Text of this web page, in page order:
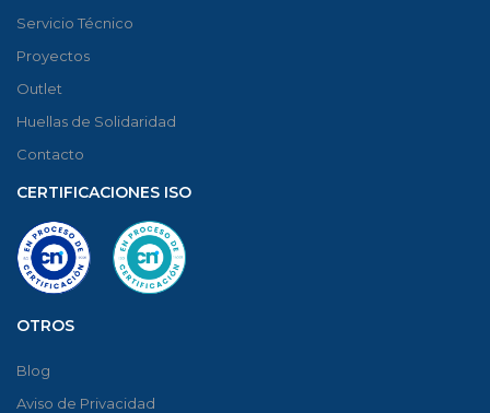
Servicio Técnico
Proyectos
Outlet
Huellas de Solidaridad
Contacto
CERTIFICACIONES ISO
OTROS
Blog
Aviso de Privacidad